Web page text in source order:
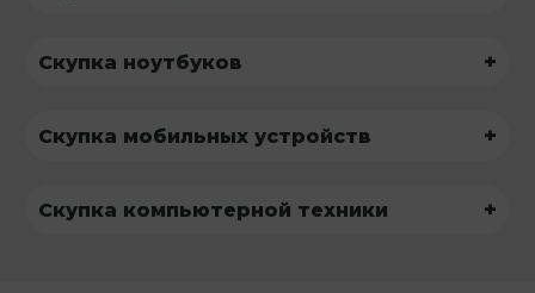
Скупка ноутбуков +
Скупка мобильных устройств +
Скупка компьютерной техники +